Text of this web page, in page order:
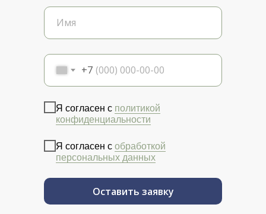
+7
Я согласен с политикой
конфиденциальности
Я согласен с обработкой
персональных данных
Оставить заявку